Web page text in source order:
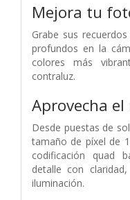
Mejora tu
Grabe sus
profundos en la
colores más
contraluz.
Aprovecha
Desde puestas de
tamaño de píxel de
codificación quad
detalle con
iluminación.